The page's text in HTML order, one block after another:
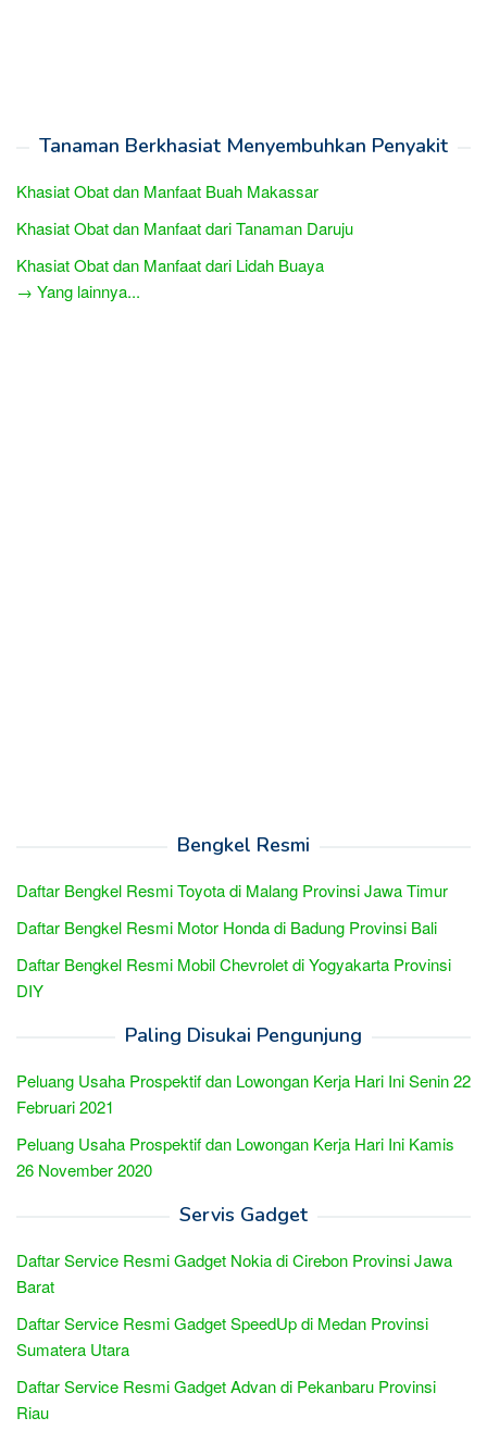
Tanaman Berkhasiat Menyembuhkan Penyakit
Khasiat Obat dan Manfaat Buah Makassar
Khasiat Obat dan Manfaat dari Tanaman Daruju
Khasiat Obat dan Manfaat dari Lidah Buaya
→ Yang lainnya...
Bengkel Resmi
Daftar Bengkel Resmi Toyota di Malang Provinsi Jawa Timur
Daftar Bengkel Resmi Motor Honda di Badung Provinsi Bali
Daftar Bengkel Resmi Mobil Chevrolet di Yogyakarta Provinsi
DIY
Paling Disukai Pengunjung
Peluang Usaha Prospektif dan Lowongan Kerja Hari Ini Senin 22
Februari 2021
Peluang Usaha Prospektif dan Lowongan Kerja Hari Ini Kamis
26 November 2020
Servis Gadget
Daftar Service Resmi Gadget Nokia di Cirebon Provinsi Jawa
Barat
Daftar Service Resmi Gadget SpeedUp di Medan Provinsi
Sumatera Utara
Daftar Service Resmi Gadget Advan di Pekanbaru Provinsi
Riau